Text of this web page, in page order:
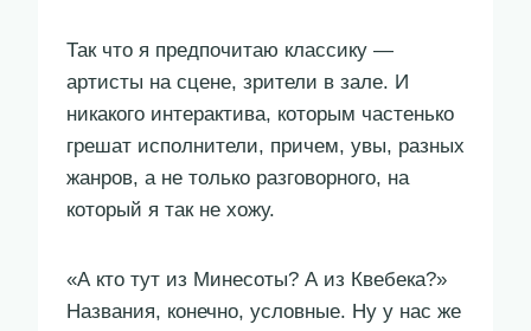
Так что я предпочитаю классику —
артисты на сцене, зрители в зале. И
никакого интерактива, которым частенько
грешат исполнители, причем, увы, разных
жанров, а не только разговорного, на
который я так не хожу.
«А кто тут из Минесоты? А из Квебека?»
Названия, конечно, условные. Ну у нас же